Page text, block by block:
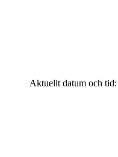
Aktuellt datum och